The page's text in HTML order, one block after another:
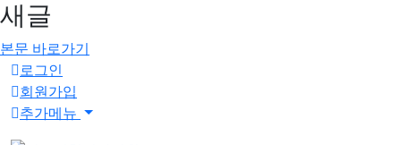
새글
본문 바로가기
로그인
회원가입
추가메뉴